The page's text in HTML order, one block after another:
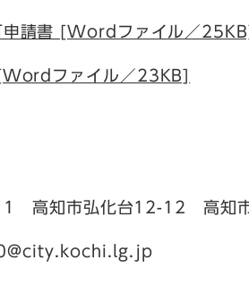
申請書 [Wordファイル／
ファイル／23KB]
知市弘化台12-12 高知市